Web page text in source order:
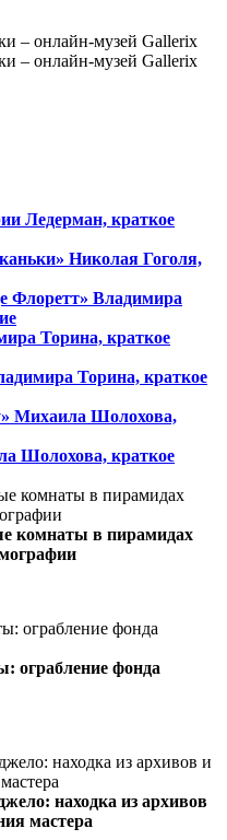
Ледерман, краткое
Николая Гоголя,
Флоретт» Владимира
Торина, краткое
Торина, краткое
Михаила Шолохова,
Шолохова, краткое
комнаты в пирамидах
ограбление фонда
находка из архивов
мастера